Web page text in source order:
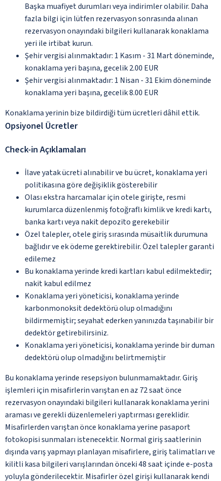
Başka muafiyet durumları veya indirimler olabilir. Daha
fazla bilgi için lütfen rezervasyon sonrasında alınan
rezervasyon onayındaki bilgileri kullanarak konaklama
yeri ile irtibat kurun.
Şehir vergisi alınmaktadır: 1 Kasım - 31 Mart döneminde,
konaklama yeri başına, gecelik 2.00 EUR
Şehir vergisi alınmaktadır: 1 Nisan - 31 Ekim döneminde
konaklama yeri başına, gecelik 8.00 EUR
Konaklama yerinin bize bildirdiği tüm ücretleri dâhil ettik.
Opsiyonel Ücretler
Check-in Açıklamaları
İlave yatak ücreti alınabilir ve bu ücret, konaklama yeri
politikasına göre değişiklik gösterebilir
Olası ekstra harcamalar için otele girişte, resmi
kurumlarca düzenlenmiş fotoğraflı kimlik ve kredi kartı,
banka kartı veya nakit depozito gerekebilir
Özel talepler, otele giriş sırasında müsaitlik durumuna
bağlıdır ve ek ödeme gerektirebilir. Özel talepler garanti
edilemez
Bu konaklama yerinde kredi kartları kabul edilmektedir;
nakit kabul edilmez
Konaklama yeri yöneticisi, konaklama yerinde
karbonmonoksit dedektörü olup olmadığını
bildirmemiştir; seyahat ederken yanınızda taşınabilir bir
dedektör getirebilirsiniz.
Konaklama yeri yöneticisi, konaklama yerinde bir duman
dedektörü olup olmadığını belirtmemiştir
Bu konaklama yerinde resepsiyon bulunmamaktadır. Giriş
işlemleri için misafirlerin varıştan en az 72 saat önce
rezervasyon onayındaki bilgileri kullanarak konaklama yerini
araması ve gerekli düzenlemeleri yaptırması gereklidir.
Misafirlerden varıştan önce konaklama yerine pasaport
fotokopisi sunmaları istenecektir. Normal giriş saatlerinin
dışında varış yapmayı planlayan misafirlere, giriş talimatları ve
kilitli kasa bilgileri varışlarından önceki 48 saat içinde e-posta
yoluyla gönderilecektir. Misafirler özel girişi kullanarak kendi